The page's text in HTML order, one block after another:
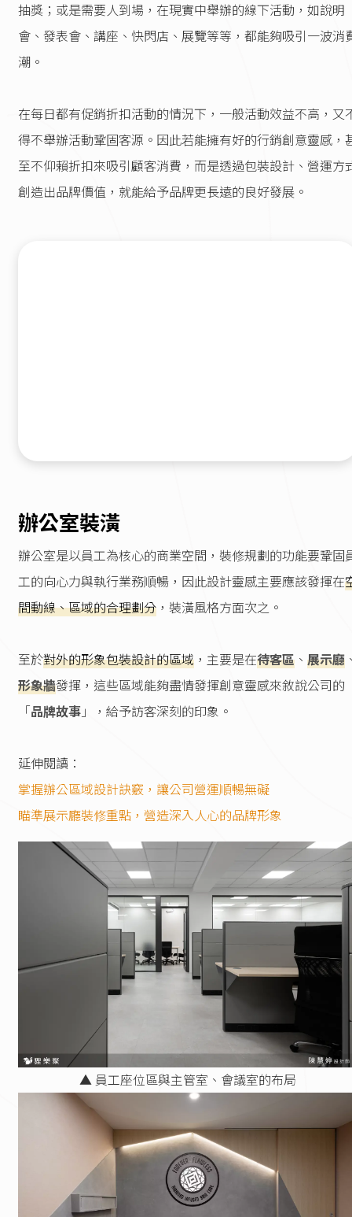
抽獎；或是需要人到場，在現實中舉辦的線下活動，如說明
會、發表會、講座、快閃店、展覽等等，都能夠吸引一波消
潮。
在每日都有促銷折扣活動的情況下，一般活動效益不高，又
得不舉辦活動鞏固客源。因此若能擁有好的行銷創意靈感，
至不仰賴折扣來吸引顧客消費，而是透過包裝設計、營運方
創造出品牌價值，就能給予品牌更長遠的良好發展。
辦公室裝潢
辦公室是以員工為核心的商業空間，裝修規劃的功能要鞏固
工的向心力與執行業務順暢，因此設計靈感主要應該發揮在
間動線、區域的合理劃分 ，裝潢風格方面次之。
至於對外的形象包裝設計的區域 ，主要是在待客區 、 展示廳
形象牆發揮，這些區域能夠盡情發揮創意靈感來敘說公司的
「品牌故事 」，給予訪客深刻的印象。
延伸閱讀：
掌握辦公區域設計訣竅，讓公司營運順暢無礙
瞄準展示廳裝修重點，營造深入人心的品牌形象
▲ 員工座位區與主管室、會議室的布局